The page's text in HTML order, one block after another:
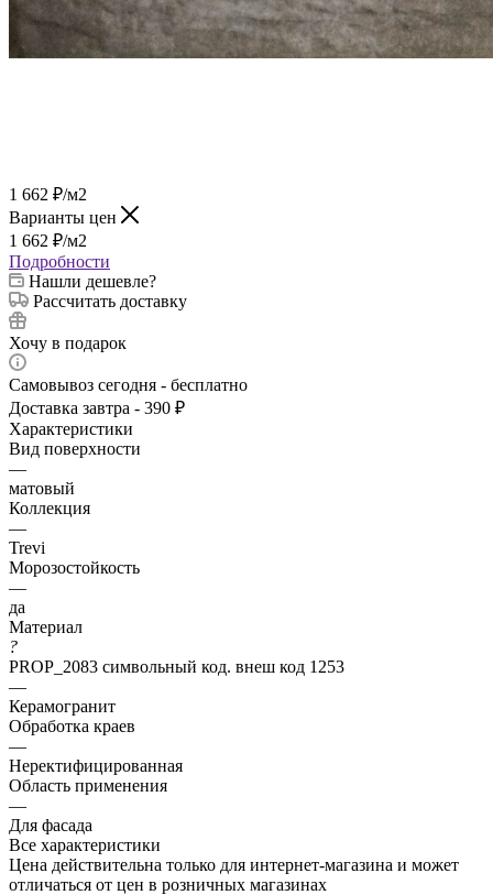
1 662 ₽/м2
Варианты цен
1 662 ₽/м2
Подробности
Нашли дешевле?
Рассчитать доставку
Хочу в подарок
Самовывоз сегодня - бесплатно
Доставка завтра - 390 ₽
Характеристики
Вид поверхности
—
матовый
Коллекция
—
Trevi
Морозостойкость
—
да
Материал
?
PROP_2083 символьный код. внеш код 1253
—
Керамогранит
Обработка краев
—
Неректифицированная
Область применения
—
Для фасада
Все характеристики
Цена действительна только для интернет-магазина и может
отличаться от цен в розничных магазинах